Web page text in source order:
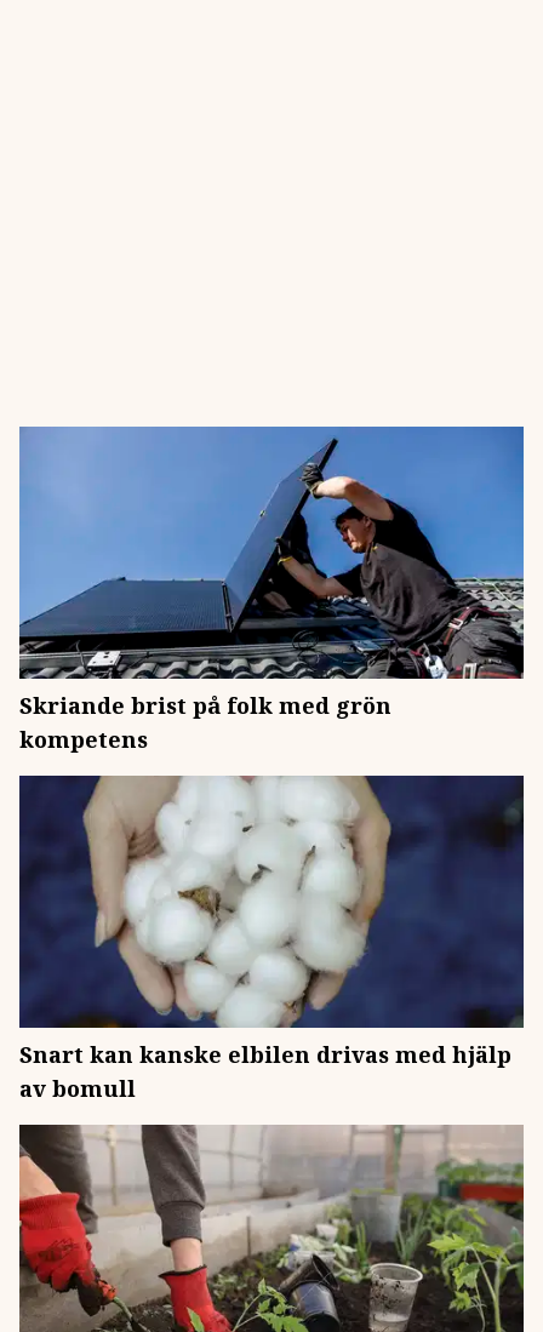
Skriande brist på folk med grön
kompetens
Snart kan kanske elbilen drivas med hjälp
av bomull